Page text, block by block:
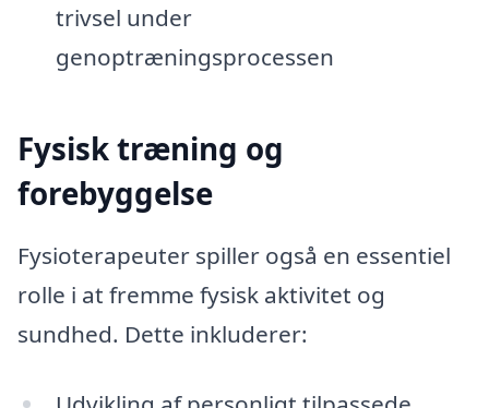
trivsel under
genoptræningsprocessen
Fysisk træning og
forebyggelse
Fysioterapeuter spiller også en essentiel
rolle i at fremme fysisk aktivitet og
sundhed. Dette inkluderer: